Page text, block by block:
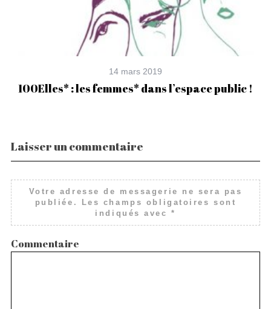
14 mars 2019
100Elles* : les femmes* dans l’espace public !
Laisser un commentaire
Votre adresse de messagerie ne sera pas
publiée.
Les champs obligatoires sont
indiqués avec*
Commentaire